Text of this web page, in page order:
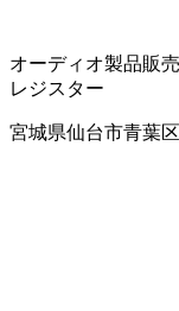
オーディオ製品販売
レジスター
宮城県仙台市青葉